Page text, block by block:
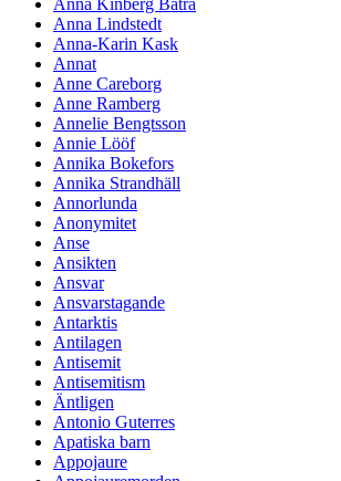
Anna Lindstedt
Anna-Karin Kask
Annat
Anne Careborg
Anne Ramberg
Annelie Bengtsson
Annie Lööf
Annika Bokefors
Annika Strandhäll
Annorlunda
Anonymitet
Anse
Ansikten
Ansvar
Ansvarstagande
Antarktis
Antilagen
Antisemit
Antisemitism
Äntligen
Antonio Guterres
Apatiska barn
Appojaure